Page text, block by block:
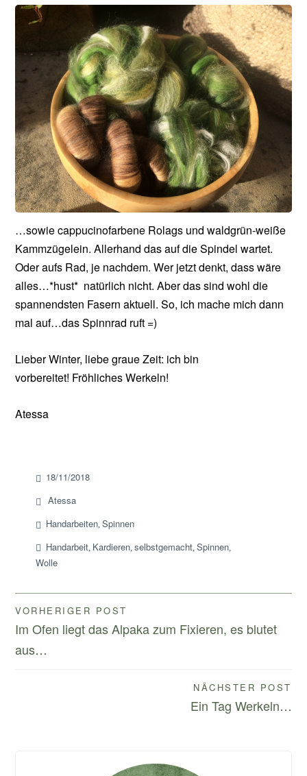
…sowie cappucinofarbene Rolags und waldgrün-weiße
Kammzügelein. Allerhand das auf die Spindel wartet.
Oder aufs Rad, je nachdem. Wer jetzt denkt, dass wäre
alles…*hust* natürlich nicht. Aber das sind wohl die
spannendsten Fasern aktuell. So, ich mache mich dann
mal auf…das Spinnrad ruft =)
Lieber Winter, liebe graue Zeit: ich bin
vorbereitet! Fröhliches Werkeln!
Atessa
18/11/2018
Atessa
Handarbeiten ,Spinnen
Handarbeit Kardieren ,selbstgemacht ,Spinnen
Wolle
Beitragsnavigation
VORHERIGER POST
Im Ofen liegt das Alpaka zum Fixieren, es blutet
aus…
NÄCHSTER POST
Ein Tag Werkeln…